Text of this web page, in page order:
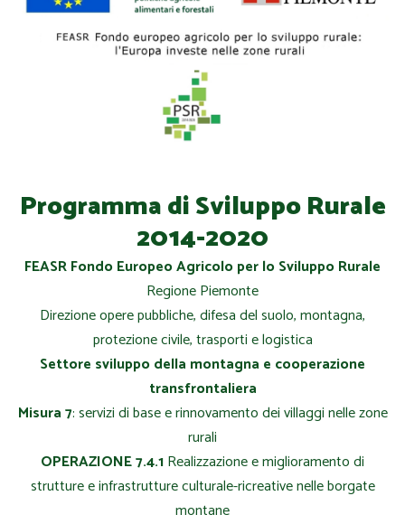
Programma di Sviluppo Rurale
2014-2020
FEASR Fondo Europeo Agricolo per lo Sviluppo Rurale
Regione Piemonte
Direzione opere pubbliche, difesa del suolo, montagna,
protezione civile, trasporti e logistica
Settore sviluppo della montagna e cooperazione
transfrontaliera
Misura 7: servizi di base e rinnovamento dei villaggi nelle zone
rurali
OPERAZIONE 7.4.1Realizzazione e miglioramento di
strutture e infrastrutture culturale-ricreative nelle borgate
montane